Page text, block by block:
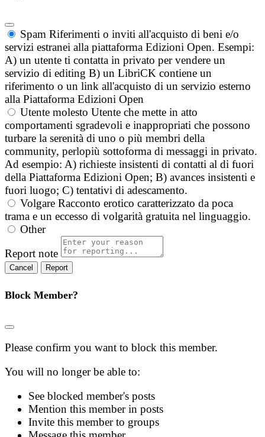
Spam Riferimenti o inviti all'acquisto di beni e/o
servizi estranei alla piattaforma Edizioni Open. Esempi:
A) un utente ti contatta in privato per vendere un
servizio di editing B) un LibriCK contiene un
riferimento o un link all'acquisto di un servizio esterno
alla Piattaforma Edizioni Open
Utente molesto Utente che mette in atto
comportamenti sgradevoli e inappropriati che possono
turbare la serenità di uno o più membri della
community, perlopiù sottoforma di messaggi in privato.
Ad esempio: A) richieste insistenti di contatti al di fuori
della Piattaforma Edizioni Open; B) avances insistenti e
fuori luogo; C) tentativi di adescamento.
Volgare Racconto erotico caratterizzato da poca
trama e un eccesso di volgarità gratuita nel linguaggio.
Other
Report note
Report
Block Member?
Please confirm you want to block this member.
You will no longer be able to:
See blocked member's posts
Mention this member in posts
Invite this member to groups